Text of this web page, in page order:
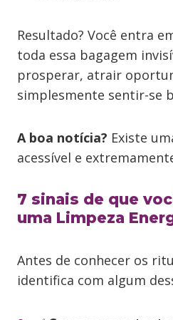
Resultado? Você entra
toda essa bagagem
prosperar, atrair
simplesmente sentir-se
A boa notícia? Existe
acessível e
7 sinais de que
uma Limpeza
Antes de conhecer os
identifica com algum